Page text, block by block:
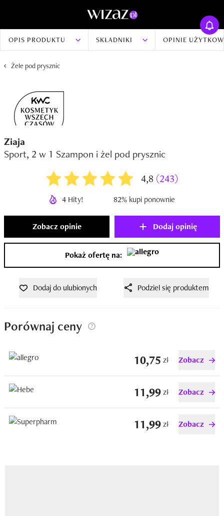
OPIS PRODUKTU SKŁADNIKI OPINIE
Żele pod prysznic
Ziaja
Sport, 2 w 1 Szampon i żel pod prysznic
4,8 (243)
4 Hity! 82% kupi ponownie
Zobacz opinie Dodaj opinię
Pokaż ofertę na:
Dodaj do ulubionych Podziel się produktem
Porównaj ceny
10,75 zł Zobacz
11,99zł Zobacz
11,99zł Zobacz